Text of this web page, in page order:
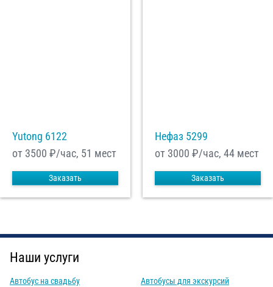
Yutong 6122
от 3500 ₽/час, 51 мест
Заказать
Нефаз 5299
от 3000 ₽/час, 44 мест
Заказать
Наши услуги
Автобус на свадьбу
Автобусы для экскурсий